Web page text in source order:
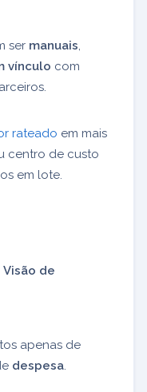
ser manuais,
vínculo com
rateado em mais
centro de custo
em lote.
Visão de
apenas de
despesa.